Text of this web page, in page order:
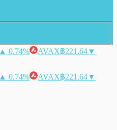
▲ 0.74% AVAX฿221.64▼
▲ 0.74% AVAX฿221.64▼